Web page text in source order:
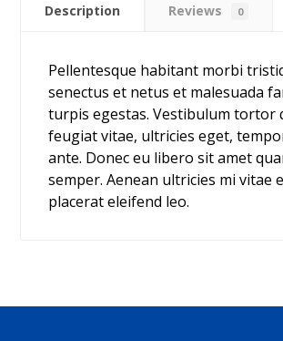
Description Reviews 0
Pellentesque habitant morbi
senectus et netus et malesuada
turpis egestas. Vestibulum tortor
feugiat vitae, ultricies eget,
ante. Donec eu libero sit amet
semper. Aenean ultricies mi vitae
placerat eleifend leo.